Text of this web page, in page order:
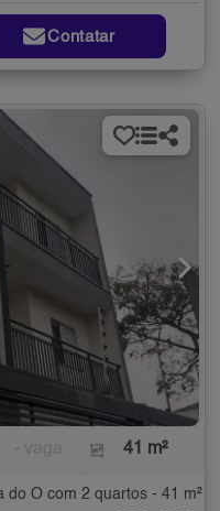
Contatar
41 m²
do Ó com 2 quartos - 41 m²